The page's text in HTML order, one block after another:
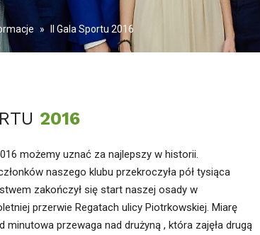
» II Gala Sportu 2016
2016
możemy uznać za najlepszy w historii.
naszego klubu przekroczyła pół tysiąca
zakończył się start naszej osady w
przerwie Regatach ulicy Piotrkowskiej. Miarę
minutowa przewaga nad drużyną , która zajęła drugą